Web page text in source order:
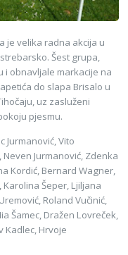
je velika radna akcija u
Šest grupa,
i obnavljale markacije na
do slapa Brisalo u
uz zasluženi
pjesmu.
Jurmanović, Vito
Neven Jurmanović, Zdenka
Kordić, Bernard Wagner,
Karolina Šeper, Ljiljana
Roland Vučinić,
Šamec, Dražen Lovreček,
Kadlec, Hrvoje